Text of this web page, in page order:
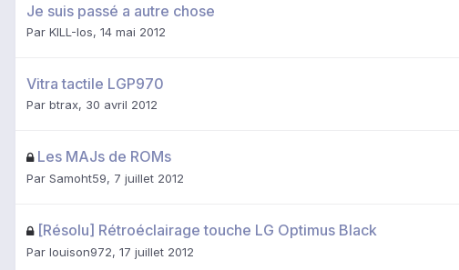
Je suis passé a autre chose
Par KILL-Ios, 14 mai 2012
Vitra tactile LGP970
Par btrax, 30 avril 2012
Les MAJs de ROMs
Par Samoht59, 7 juillet 2012
[Résolu] Rétroéclairage touche LG Optimus Black
Par louison972, 17 juillet 2012